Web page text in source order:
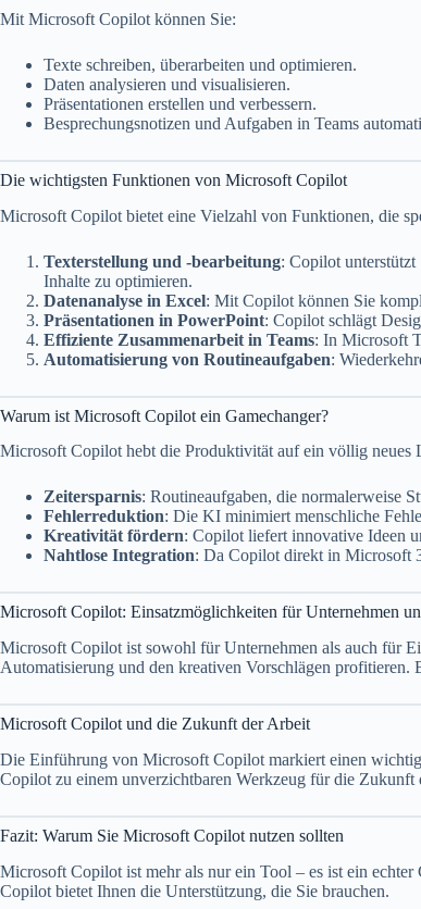
Mit Microsoft Copilot können Sie:
Texte schreiben, überarbeiten und optimieren.
Daten analysieren und visualisieren.
Präsentationen erstellen und verbessern.
Besprechungsnotizen und Aufgaben in Teams
Die wichtigsten Funktionen von Microsoft Copilot
Microsoft Copilot bietet eine Vielzahl von Funktionen, die
Texterstellung und -bearbeitung: Copilot
Inhalte zu optimieren.
Datenanalyse in Excel: Mit Copilot können Sie
Präsentationen in PowerPoint: Copilot schlägt
Effiziente Zusammenarbeit in Teams: In Microsoft
Automatisierung von Routineaufgaben:
Warum ist Microsoft Copilot ein Gamechanger?
Microsoft Copilot hebt die Produktivität auf ein völlig neues
Zeitersparnis: Routineaufgaben, die normalerweise
Fehlerreduktion: Die KI minimiert menschliche
Kreativität fördern: Copilot liefert innovative Ideen
Nahtlose Integration: Da Copilot direkt in Microsoft
Microsoft Copilot: Einsatzmöglichkeiten für Unternehmen
Microsoft Copilot ist sowohl für Unternehmen als auch für
Automatisierung und den kreativen Vorschlägen profitieren.
Microsoft Copilot und die Zukunft der Arbeit
Die Einführung von Microsoft Copilot markiert einen
Copilot zu einem unverzichtbaren Werkzeug für die Zukunft
Fazit: Warum Sie Microsoft Copilot nutzen sollten
Microsoft Copilot ist mehr als nur ein Tool – es ist ein
Copilot bietet Ihnen die Unterstützung, die Sie brauchen.